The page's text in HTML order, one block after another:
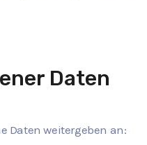
Daten
Daten weitergeben an: